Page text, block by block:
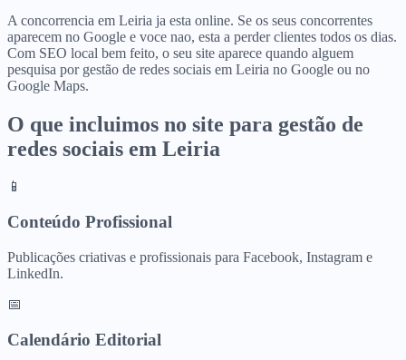
A concorrencia em Leiria ja esta online. Se os seus concorrentes
aparecem no Google e voce nao, esta a perder clientes todos os dias.
Com SEO local bem feito, o seu site aparece quando alguem
pesquisa por gestão de redes sociais em Leiria no Google ou no
Google Maps.
O que incluimos no site para gestão de
redes sociais em Leiria
📱
Conteúdo Profissional
Publicações criativas e profissionais para Facebook, Instagram e
LinkedIn.
📅
Calendário Editorial